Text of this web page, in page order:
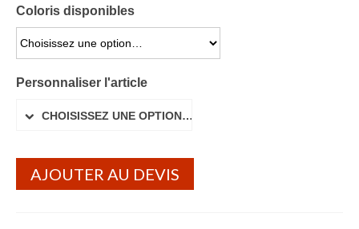
Porte-badge Tour de cou
Porte-clés personnalisé
Porte-monnaie Porte Carte Portefeuille
Serviette Personnalisée
Voiture Goodies
Coloris disponibles
CHOISISSEZ UNE OPTION…
Personnaliser l'article
CHOISISSEZ UNE OPTION…
AJOUTER AU DEVIS